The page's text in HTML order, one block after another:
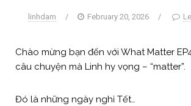
linhdam / February 20, 2026 /
Chào mừng bạn đến với What Matter
câu chuyện mà Linh hy vọng – “matter”.
Đó là những ngày nghỉ Tết…